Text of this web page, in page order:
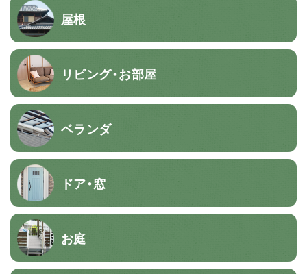
屋根
リビング・お部屋
ベランダ
ドア・窓
お庭